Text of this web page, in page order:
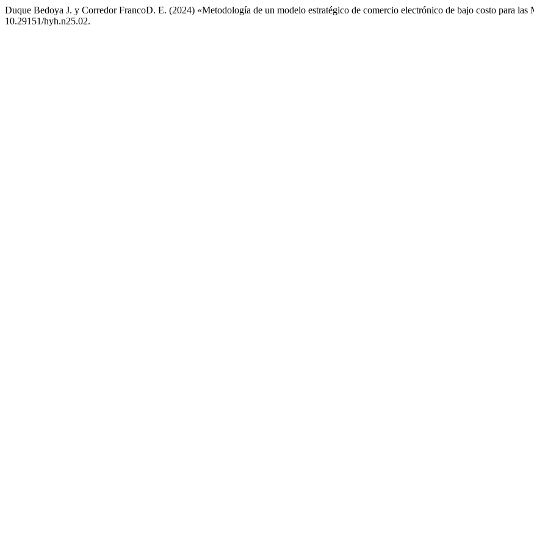
Duque Bedoya J. y Corredor FrancoD. E. (2024) «Metodología de un modelo estratégico de comercio electrónico de bajo costo para
10.29151/hyh.n25.02.